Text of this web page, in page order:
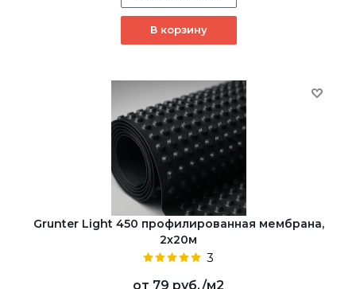
В корзину
Grunter Light 450 профилированная мембрана,
2х20м
3
от 79 руб./м2